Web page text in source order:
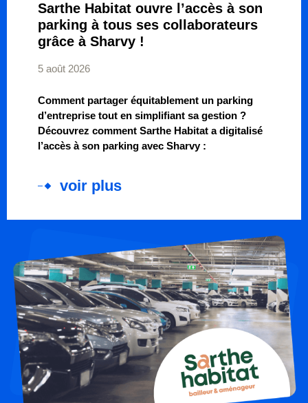
Sarthe Habitat ouvre l’accès à son
parking à tous ses collaborateurs
grâce à Sharvy !
5 août 2026
Comment partager équitablement un parking
d’entreprise tout en simplifiant sa gestion ?
Découvrez comment Sarthe Habitat a digitalisé
l’accès à son parking avec Sharvy :
voir plus